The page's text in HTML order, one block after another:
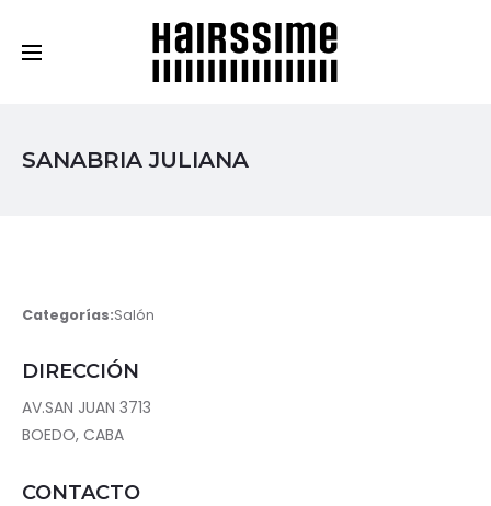
SANABRIA JULIANA
Categorías:Salón
DIRECCIÓN
AV.SAN JUAN 3713
BOEDO, CABA
CONTACTO